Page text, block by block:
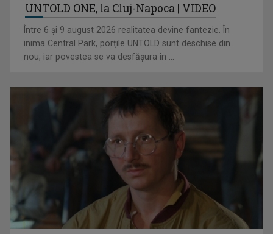
Deciziile Summitului NATO de la Ankara și evaluarea
strategică a României ...
Summitul NATO de la Ankara, sub semnul lui Trump. Relatări
şi corespondenţe ...
CRISTIAN PETRU
UNTOLD ONE, la Cluj-Napoca | VIDEO
Între 6 și 9 august 2026 realitatea devine fantezie. În
inima Central Park, porțile UNTOLD sunt deschise din
nou, iar povestea se va desfășura în ...